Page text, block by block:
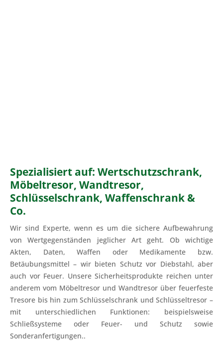
Spezialisiert auf: Wertschutzschrank,
Möbeltresor, Wandtresor,
Schlüsselschrank, Waffenschrank &
Co.
Wir sind Experte, wenn es um die sichere Aufbewahrung
von Wertgegenständen jeglicher Art geht. Ob wichtige
Akten, Daten, Waffen oder Medikamente bzw.
Betäubungsmittel – wir bieten Schutz vor Diebstahl, aber
auch vor Feuer. Unsere Sicherheitsprodukte reichen unter
anderem vom Möbeltresor und Wandtresor über feuerfeste
Tresore bis hin zum Schlüsselschrank und Schlüsseltresor –
mit unterschiedlichen Funktionen: beispielsweise
Schließsysteme oder Feuer- und Schutz sowie
Sonderanfertigungen..